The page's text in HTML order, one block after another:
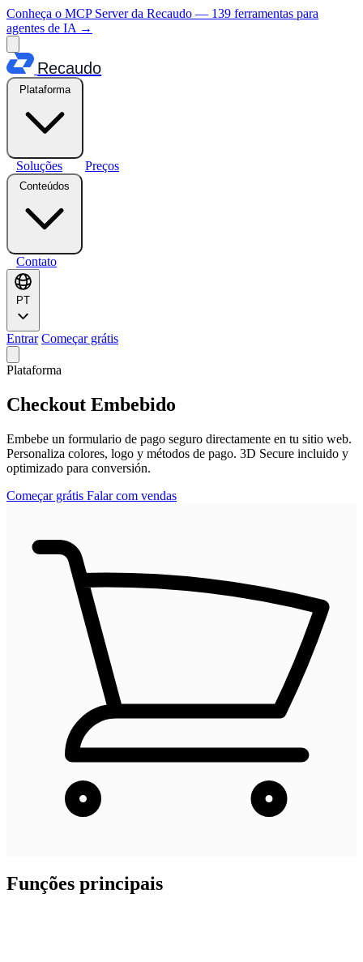
Conheça o MCP Server da Recaudo — 139 ferramentas para
agentes de IA →
Recaudo
Plataforma
Soluções Preços
Conteúdos
Contato
PT
Entrar Começar grátis
Plataforma
Checkout Embebido
Embebe un formulario de pago seguro directamente en tu sitio web.
Personaliza colores, logo y métodos de pago. 3D Secure incluido y
optimizado para conversión.
Começar grátis Falar com vendas
Funções principais